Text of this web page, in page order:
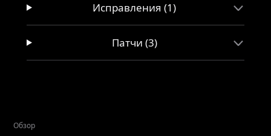
Исправления (1)
Патчи (3)
Обзор